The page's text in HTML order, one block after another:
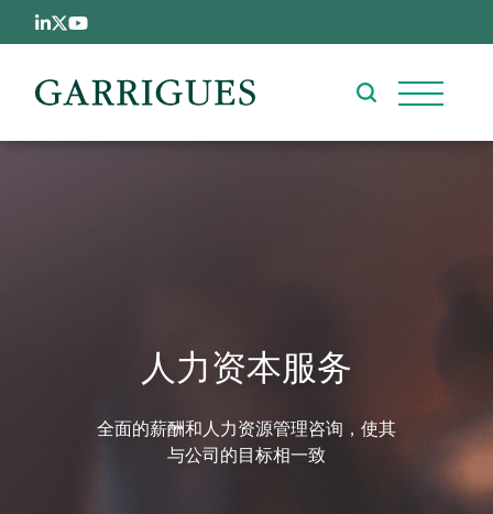
跳转到主要内容
人力资本服务
全面的薪酬和人力资源管理咨询，使其
与公司的目标相一致